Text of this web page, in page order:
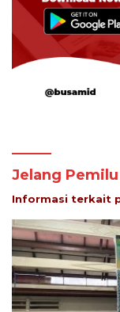
Jelang
Informasi terkait